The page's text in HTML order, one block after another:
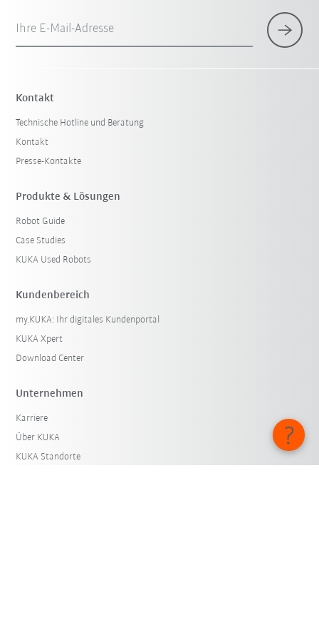
Ihre E-Mail-Adresse
Kontakt
Technische Hotline und Beratung
Kontakt
Presse-Kontakte
Produkte & Lösungen
Robot Guide
Case Studies
KUKA Used Robots
Kundenbereich
my.KUKA: Ihr digitales Kundenportal
KUKA Xpert
Download Center
Unternehmen
Karriere
Über KUKA
KUKA Standorte